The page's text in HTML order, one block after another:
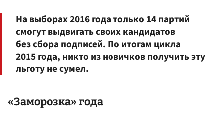
На выборах 2016 года только 14 партий
смогут выдвигать своих кандидатов
без сбора подписей. По итогам цикла
2015 года, никто из новичков получить эту
льготу не сумел.
«Заморозка» года